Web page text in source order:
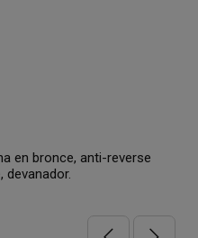
en bronce, anti-reverse